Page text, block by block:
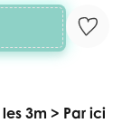
3m > Par ici